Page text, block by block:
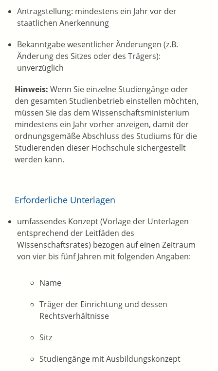
Antragstellung: mindestens ein Jahr vor der
staatlichen Anerkennung
Bekanntgabe wesentlicher Änderungen (z.B.
Änderung des Sitzes oder des Trägers):
unverzüglich
Hinweis: Wenn Sie einzelne Studiengänge oder
den gesamten Studienbetrieb einstellen möchten,
müssen Sie das dem Wissenschaftsministerium
mindestens ein Jahr vorher anzeigen, damit der
ordnungsgemäße Abschluss des Studiums für die
Studierenden dieser Hochschule sichergestellt
werden kann.
Erforderliche Unterlagen
umfassendes Konzept (Vorlage der Unterlagen
entsprechend der Leitfäden des
Wissenschaftsrates) bezogen auf einen Zeitraum
von vier bis fünf Jahren mit folgenden Angaben:
Name
Träger der Einrichtung und dessen
Rechtsverhältnisse
Sitz
Studiengänge mit Ausbildungskonzept